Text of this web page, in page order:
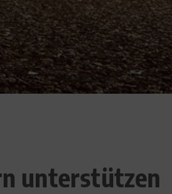
unterstützen